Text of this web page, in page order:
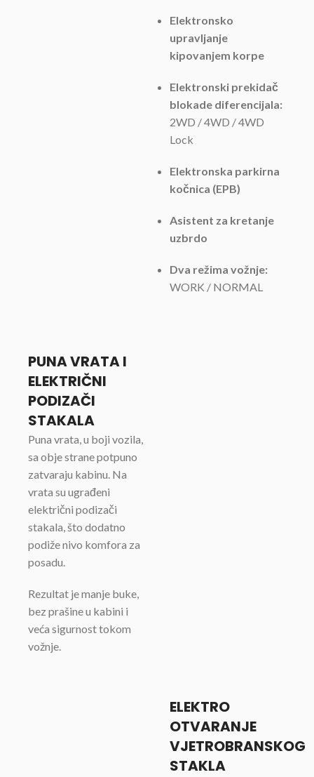
Elektronsko
upravljanje
kipovanjem korpe
Elektronski prekidač
blokade diferencijala:
2WD / 4WD / 4WD
Lock
Elektronska parkirna
kočnica (EPB)
Asistent za kretanje
uzbrdo
Dva režima vožnje:
WORK / NORMAL
PUNA VRATA I
ELEKTRIČNI
PODIZAČI
STAKALA
Puna vrata, u boji vozila,
sa obje strane potpuno
zatvaraju kabinu. Na
vrata su ugrađeni
električni podizači
stakala, što dodatno
podiže nivo komfora za
posadu.
Rezultat je manje buke,
bez prašine u kabini i
veća sigurnost tokom
vožnje.
ELEKTRO
OTVARANJE
VJETROBRANSKOG
STAKLA